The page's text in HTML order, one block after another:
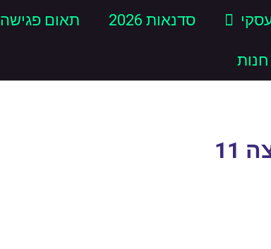
עסקי סדנאות 2026 תאום פגישה
חנות